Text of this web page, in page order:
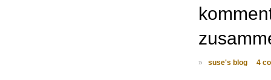
» suse's blog 4